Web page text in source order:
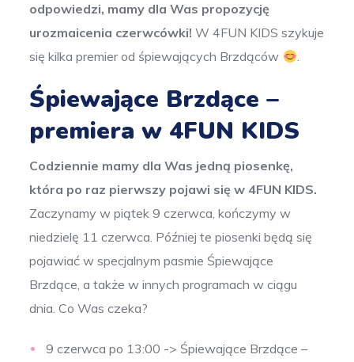
odpowiedzi, mamy dla Was propozycję
urozmaicenia czerwcówki! W 4FUN KIDS szykuje
się kilka premier od śpiewających Brzdąców
.
Śpiewające Brzdące –
premiera w 4FUN KIDS
Codziennie mamy dla Was jedną piosenkę,
która po raz pierwszy pojawi się w 4FUN KIDS.
Zaczynamy w piątek 9 czerwca, kończymy w
niedzielę 11 czerwca. Później te piosenki będą się
pojawiać w specjalnym pasmie Śpiewające
Brzdące, a także w innych programach w ciągu
dnia. Co Was czeka?
9 czerwca po 13:00 -> Śpiewające Brzdące –